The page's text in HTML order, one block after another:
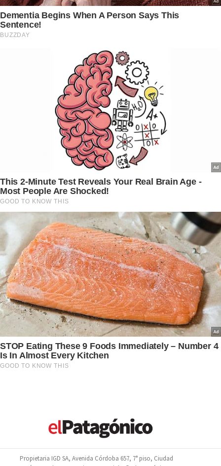
Propietaria IGD SA, Avenida Córdoba 657, 7° piso, Ciudad